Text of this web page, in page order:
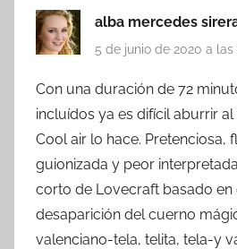
alba mercedes
5 de junio de 2020 a las
Con una duración de 72
incluídos ya es difícil aburrir
Cool air lo hace. Pretenciosa,
guionizada y peor
corto de Lovecraft basado en
desaparición del cuerno
valenciano-tela, telita, tela-y